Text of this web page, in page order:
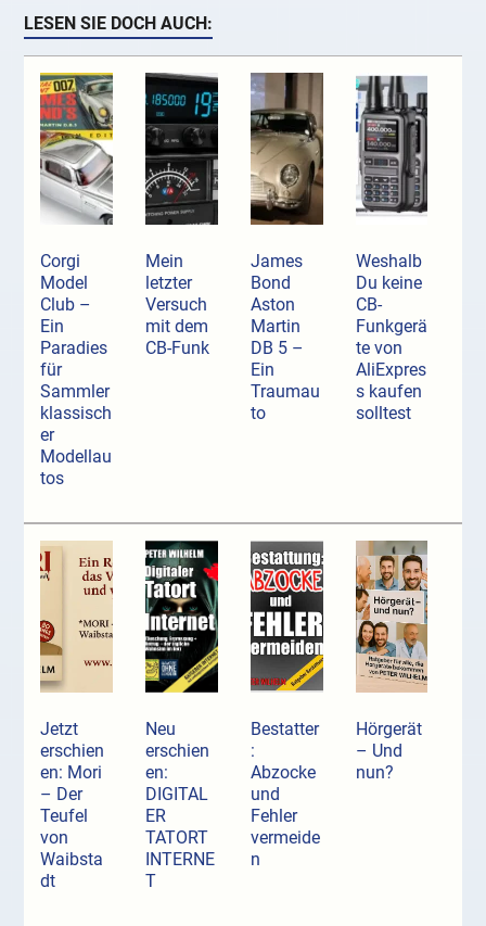
LESEN SIE DOCH AUCH:
Corgi
Model
Club –
Ein
Paradies
für
Sammler
klassisch
er
Modellau
tos
Mein
letzter
Versuch
mit dem
CB-Funk
James
Bond
Aston
Martin
DB 5 –
Ein
Traumau
to
Weshalb
Du keine
CB-
Funkgerä
te von
AliExpres
s kaufen
solltest
Jetzt
erschien
en: Mori
– Der
Teufel
von
Waibsta
dt
Neu
erschien
en:
DIGITAL
ER
TATORT
INTERNE
T
Bestatter
:
Abzocke
und
Fehler
vermeide
n
Hörgerät
– Und
nun?